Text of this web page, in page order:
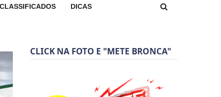
CLASSIFICADOS DICAS
CLICK NA FOTO E "METE BRONCA"